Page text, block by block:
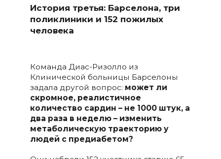
История третья: Барселона, три
поликлиники и 152 пожилых
человека
Команда Диас-Ризолло из
Клинической больницы Барселоны
задала другой вопрос: может ли
скромное, реалистичное
количество сардин – не 1000 штук, а
два раза в неделю – изменить
метаболическую траекторию у
людей с предиабетом?